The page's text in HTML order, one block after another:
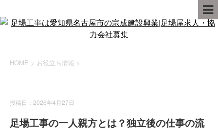
HOME > お役立ち情報 >
投稿日：2026年4月27日
足場工事の一人親方とは？独立後の仕事の流